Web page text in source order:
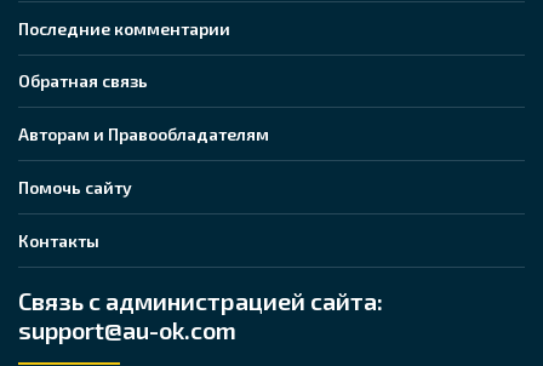
Последние комментарии
Обратная связь
Авторам и Правообладателям
Помочь сайту
Контакты
Связь с администрацией сайта:
support@au-ok.com